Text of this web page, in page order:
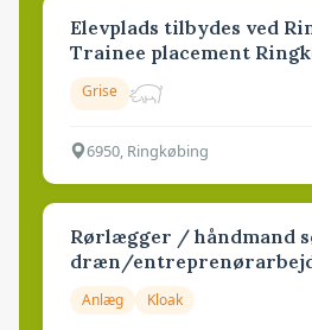
Elevplads tilbydes ved
Trainee placement
Grise
6950, Ringkøbing
Rørlægger / håndmand
dræn/
Anlæg Kloak